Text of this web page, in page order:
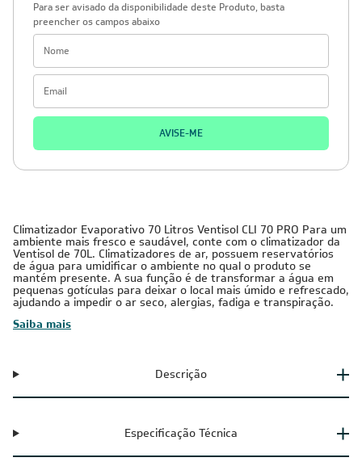
Para ser avisado da disponibilidade deste Produto, basta
preencher os campos abaixo
AVISE-ME
Climatizador Evaporativo 70 Litros Ventisol CLI 70 PRO Para um
ambiente mais fresco e saudável, conte com o climatizador da
Ventisol de 70L. Climatizadores de ar, possuem reservatórios
de água para umidificar o ambiente no qual o produto se
mantém presente. A sua função é de transformar a água em
pequenas gotículas para deixar o local mais úmido e refrescado,
ajudando a impedir o ar seco, alergias, fadiga e transpiração.
Saiba mais
Descrição
Especificação Técnica